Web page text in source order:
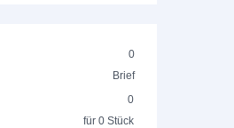
0
Brief
0
für 0 Stück